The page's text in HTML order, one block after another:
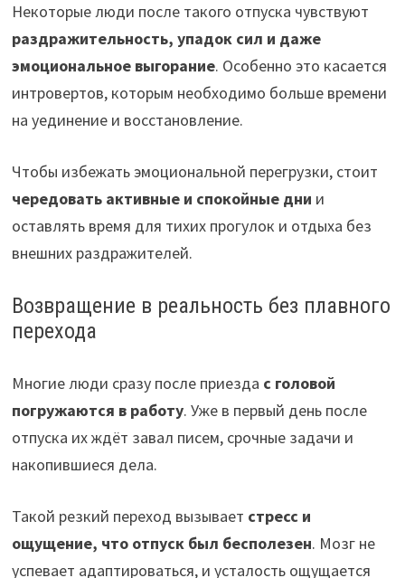
Некоторые люди после такого отпуска чувствуют
раздражительность, упадок сил и даже
эмоциональное выгорание. Особенно это касается
интровертов, которым необходимо больше времени
на уединение и восстановление.
Чтобы избежать эмоциональной перегрузки, стоит
чередовать активные и спокойные дни и
оставлять время для тихих прогулок и отдыха без
внешних раздражителей.
Возвращение в реальность без плавного
перехода
Многие люди сразу после приезда с головой
погружаются в работу. Уже в первый день после
отпуска их ждёт завал писем, срочные задачи и
накопившиеся дела.
Такой резкий переход вызывает стресс и
ощущение, что отпуск был бесполезен. Мозг не
успевает адаптироваться, и усталость ощущается